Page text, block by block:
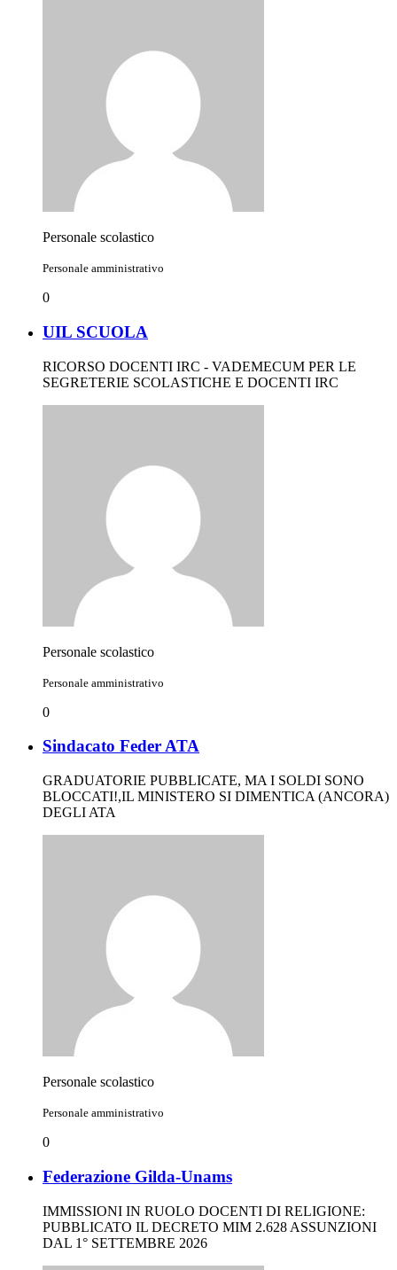
Personale scolastico
Personale amministrativo
0
UIL SCUOLA
RICORSO DOCENTI IRC - VADEMECUM PER LE
SEGRETERIE SCOLASTICHE E DOCENTI IRC
Personale scolastico
Personale amministrativo
0
Sindacato Feder ATA
GRADUATORIE PUBBLICATE, MA I SOLDI SONO
BLOCCATI!,IL MINISTERO SI DIMENTICA (ANCORA)
DEGLI ATA
Personale scolastico
Personale amministrativo
0
Federazione Gilda-Unams
IMMISSIONI IN RUOLO DOCENTI DI RELIGIONE:
PUBBLICATO IL DECRETO MIM 2.628 ASSUNZIONI
DAL 1° SETTEMBRE 2026